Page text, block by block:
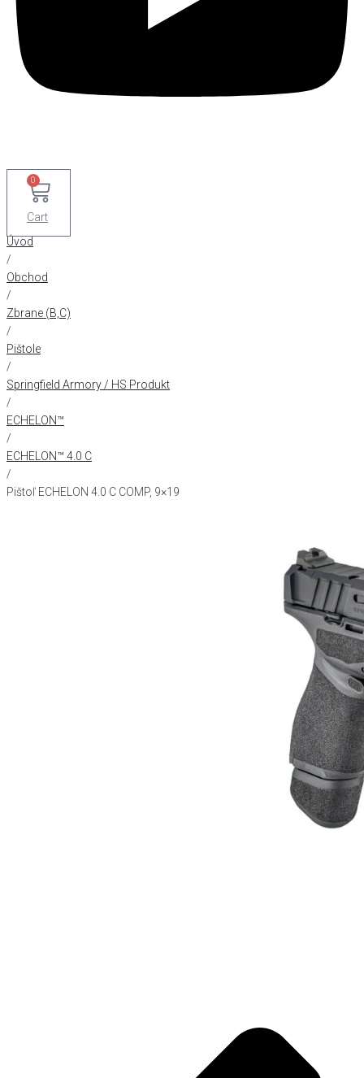
0
Cart
Úvod
/
Obchod
/
Zbrane (B,C)
/
Pištole
/
Springfield Armory / HS Produkt
/
ECHELON™
/
ECHELON™ 4.0 C
/
Pištoľ ECHELON 4.0 C COMP, 9×19